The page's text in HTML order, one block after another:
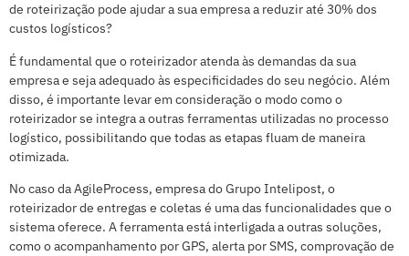
de roteirização pode ajudar a sua empresa a reduzir até 30% dos
custos logísticos?
É fundamental que o roteirizador atenda às demandas da sua
empresa e seja adequado às especificidades do seu negócio. Além
disso, é importante levar em consideração o modo como o
roteirizador se integra a outras ferramentas utilizadas no processo
logístico, possibilitando que todas as etapas fluam de maneira
otimizada.
No caso da AgileProcess, empresa do Grupo Intelipost, o
roteirizador de entregas e coletas é uma das funcionalidades que o
sistema oferece. A ferramenta está interligada a outras soluções,
como o acompanhamento por GPS, alerta por SMS, comprovação de